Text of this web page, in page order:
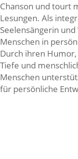
Chanson und tourt
Lesungen. Als
Seelensängerin
Menschen in
Durch ihren
Tiefe und
Menschen
für persönliche